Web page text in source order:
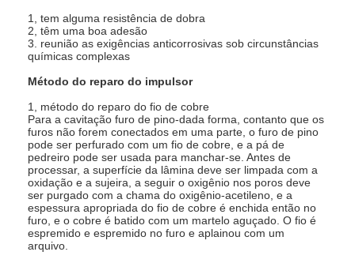
1, tem alguma resistência de dobra
2, têm uma boa adesão
3. reunião as exigências anticorrosivas sob circunstâncias
químicas complexas
Método do reparo do impulsor
1, método do reparo do fio de cobre
Para a cavitação furo de pino-dada forma, contanto que os
furos não forem conectados em uma parte, o furo de pino
pode ser perfurado com um fio de cobre, e a pá de
pedreiro pode ser usada para manchar-se. Antes de
processar, a superfície da lâmina deve ser limpada com a
oxidação e a sujeira, a seguir o oxigênio nos poros deve
ser purgado com a chama do oxigênio-acetileno, e a
espessura apropriada do fio de cobre é enchida então no
furo, e o cobre é batido com um martelo aguçado. O fio é
espremido e espremido no furo e aplainou com um
arquivo.